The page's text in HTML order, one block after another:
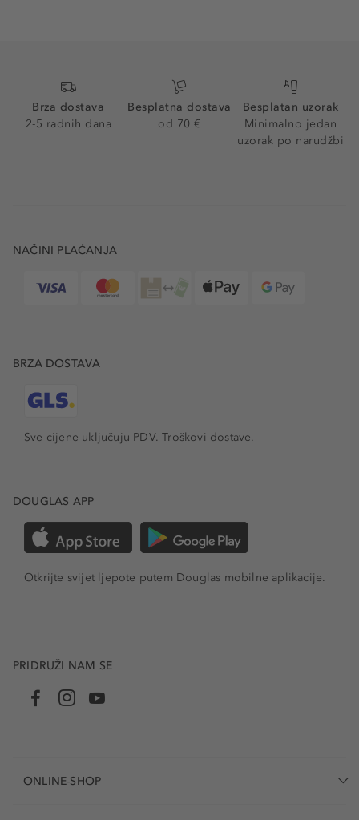
Brza dostava
2-5 radnih dana
Besplatna dostava
od 70 €
Besplatan uzorak
Minimalno jedan
uzorak po narudžbi
NAČINI PLAĆANJA
BRZA DOSTAVA
Sve cijene uključuju PDV.Troškovi dostave.
DOUGLAS APP
Otkrijte svijet ljepote putem Douglas mobilne aplikacije.
PRIDRUŽI NAM SE
ONLINE-SHOP